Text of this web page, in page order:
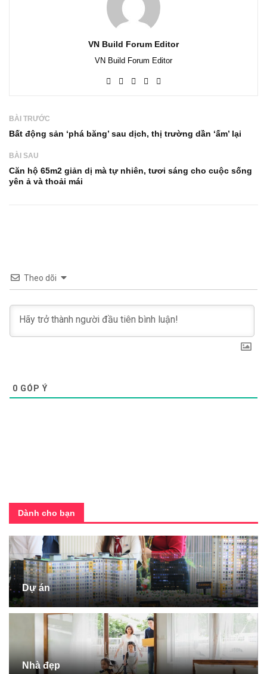
VN Build Forum Editor
VN Build Forum Editor
BÀI TRƯỚC
Bất động sản ‘phá băng’ sau dịch, thị trường dần ‘ấm’ lại
BÀI SAU
Căn hộ 65m2 giản dị mà tự nhiên, tươi sáng cho cuộc sống
yên ả và thoải mái
Theo dõi
0 GÓP Ý
Dành cho bạn
Dự án
Nhà đẹp